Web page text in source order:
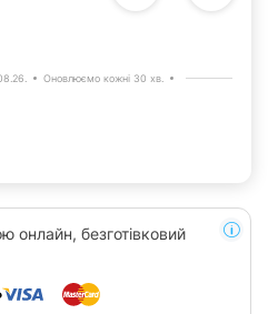
Оновлюємо кожні 30 хв.
онлайн, безготівковий